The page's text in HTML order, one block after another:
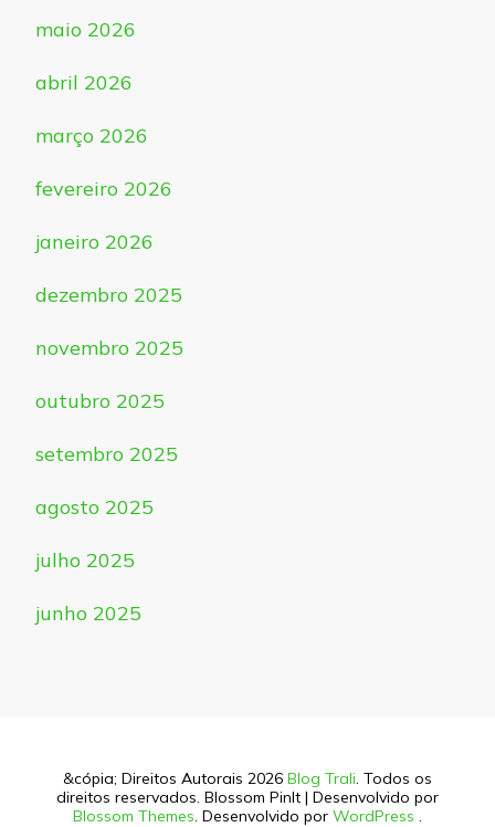
maio 2026
abril 2026
março 2026
fevereiro 2026
janeiro 2026
dezembro 2025
novembro 2025
outubro 2025
setembro 2025
agosto 2025
julho 2025
junho 2025
&cópia; Direitos Autorais 2026 Blog Trali. Todos os
direitos reservados. Blossom PinIt | Desenvolvido por
Blossom Themes. Desenvolvido por WordPress .